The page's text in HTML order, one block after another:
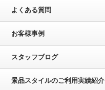
よくある質問
お客様事例
スタッフブログ
景品スタイルのご利用実績紹介